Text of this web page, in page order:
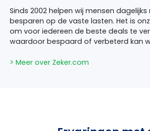
Sinds 2002 helpen wij mensen
besparen op de vaste lasten. Het is
om voor iedereen de beste deals te
waardoor bespaard of verbeterd kan
> Meer over Zeker.com